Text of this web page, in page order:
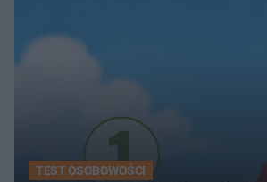
TEST OSOBOWOŚCI